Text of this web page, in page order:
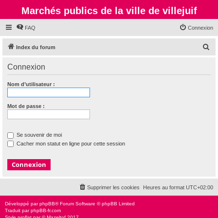
Marchés publics de la ville de villejuif
FAQ Connexion
Index du forum
Connexion
Nom d’utilisateur :
Mot de passe :
Se souvenir de moi
Cacher mon statut en ligne pour cette session
Heures au format UTC+02:00
Supprimer les cookies
Développé parphpBB® Forum Software © phpBB Limited
Traduit parphpBB-fr.com